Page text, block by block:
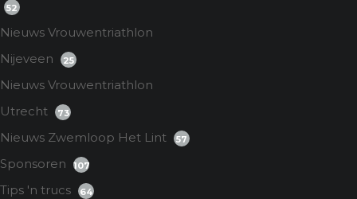
52
Nieuws Vrouwentriathlon
Nijeveen
25
Nieuws Vrouwentriathlon
Utrecht
73
Nieuws Zwemloop Het Lint 57
Sponsoren 107
Tips 'n trucs 64